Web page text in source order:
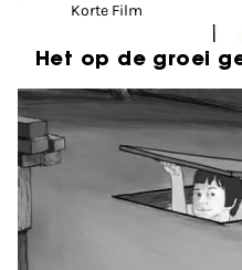
Korte Film
Het op de groei